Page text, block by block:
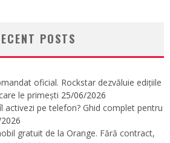
POSTS
oficial. Rockstar dezvăluie edițiile
le primești 25/06/2026
activezi pe telefon? Ghid complet pentru
gratuit de la Orange. Fără contract,